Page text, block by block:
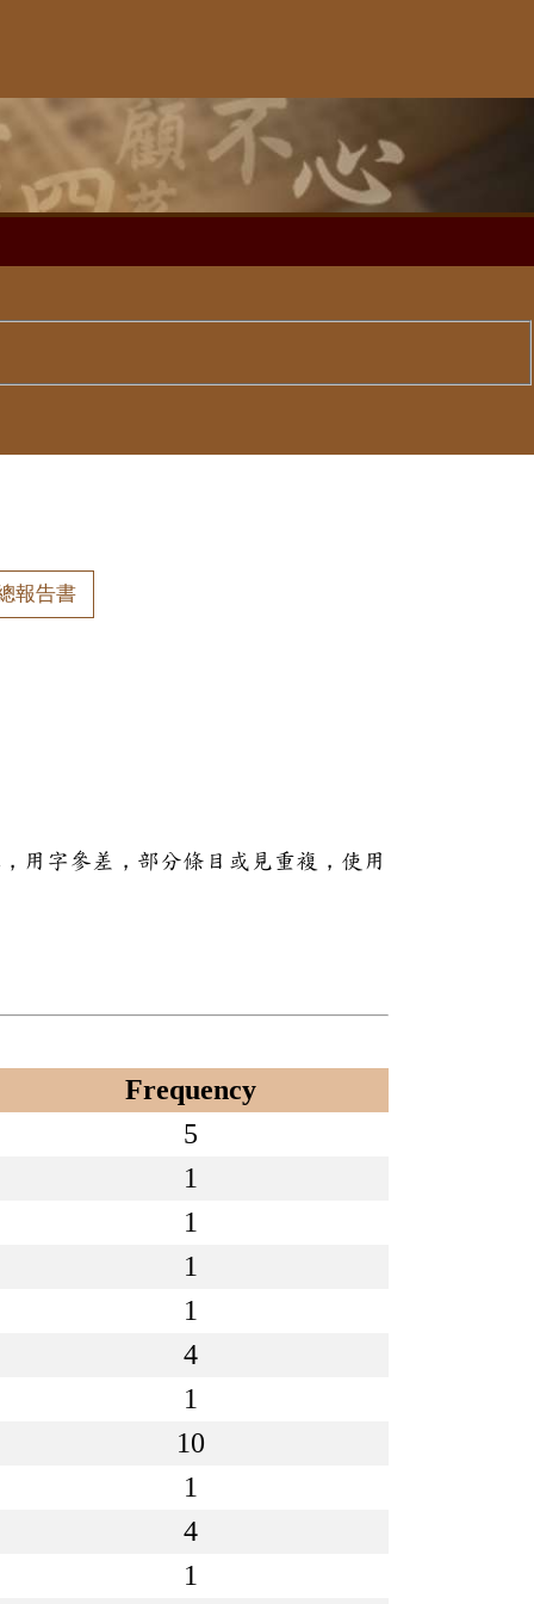
報告書
用字參差，部分條目或見重複，使用
Frequency
5
1
1
1
1
4
1
10
1
4
1